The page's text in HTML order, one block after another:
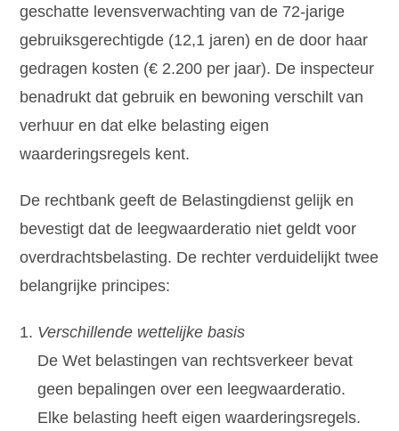
geschatte levensverwachting van de 72-jarige
gebruiksgerechtigde (12,1 jaren) en de door haar
gedragen kosten (€ 2.200 per jaar). De inspecteur
benadrukt dat gebruik en bewoning verschilt van
verhuur en dat elke belasting eigen
waarderingsregels kent.
De rechtbank geeft de Belastingdienst gelijk en
bevestigt dat de leegwaarderatio niet geldt voor
overdrachtsbelasting. De rechter verduidelijkt twee
belangrijke principes:
Verschillende wettelijke basis
De Wet belastingen van rechtsverkeer bevat
geen bepalingen over een leegwaarderatio.
Elke belasting heeft eigen waarderingsregels.